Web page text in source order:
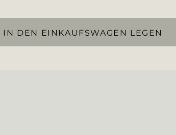
IN DEN EINKAUFSWAGEN LEGEN